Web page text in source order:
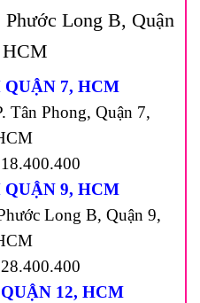
Long B, Quận
7, HCM
Tân Phong, Quận 7,
9, HCM
Long B, Quận 9,
12, HCM